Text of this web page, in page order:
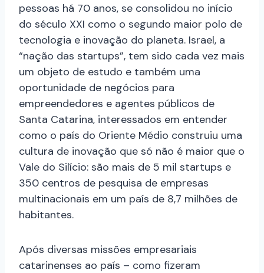
pessoas há 70 anos, se consolidou no início
do século XXI como o segundo maior polo de
tecnologia e inovação do planeta. Israel, a
“nação das startups”, tem sido cada vez mais
um objeto de estudo e também uma
oportunidade de negócios para
empreendedores e agentes públicos de
Santa Catarina, interessados em entender
como o país do Oriente Médio construiu uma
cultura de inovação que só não é maior que o
Vale do Silício: são mais de 5 mil startups e
350 centros de pesquisa de empresas
multinacionais em um país de 8,7 milhões de
habitantes.
Após diversas missões empresariais
catarinenses ao país – como fizeram